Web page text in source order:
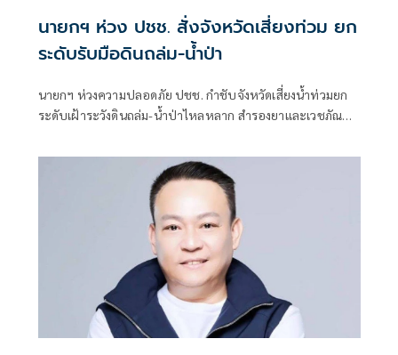
นายกฯ ห่วง ปชช. สั่งจังหวัดเสี่ยงท่วม ยก
ระดับรับมือดินถล่ม-น้ำป่า
นายกฯ ห่วงความปลอดภัย ปชช. กำชับจังหวัดเสี่ยงน้ำท่วมยก
ระดับเฝ้าระวังดินถล่ม-น้ำป่าไหลหลาก สำรองยาและเวชภัณฑ์